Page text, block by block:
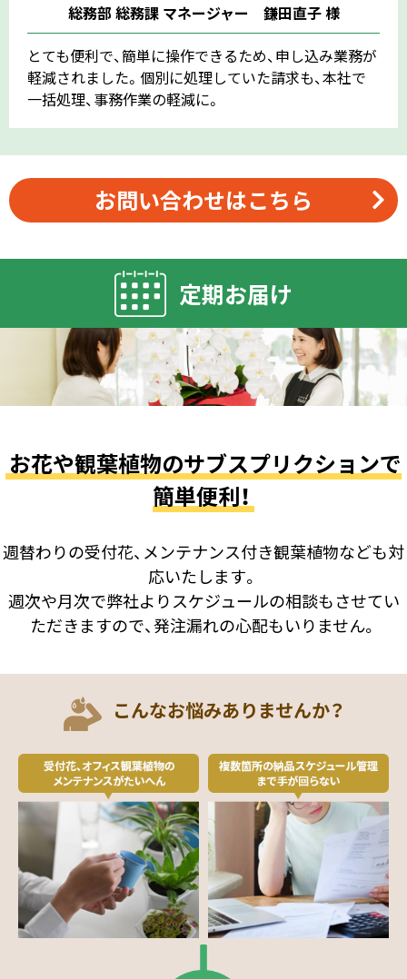
総務部 総務課 マネージャー 鎌田直子 様
とても便利で、簡単に操作できるため、申し込み業務が
軽減されました。個別に処理していた請求も、本社で
一括処理、事務作業の軽減に。
お問い合わせはこちら
定期お届け
お花や観葉植物のサブスプリクションで
簡単便利！
週替わりの受付花、メンテナンス付き観葉植物なども対
応いたします。
週次や月次で弊社よりスケジュールの相談もさせてい
ただきますので、発注漏れの心配もいりません。
こんなお悩みありませんか？